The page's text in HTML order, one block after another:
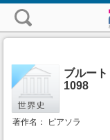
ブルー
1098
著作名： ピアソラ